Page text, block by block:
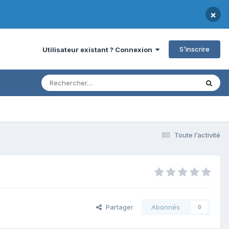
×
Utilisateur existant ? Connexion S’inscrire
Toute l’activité
Partager Abonnés 0